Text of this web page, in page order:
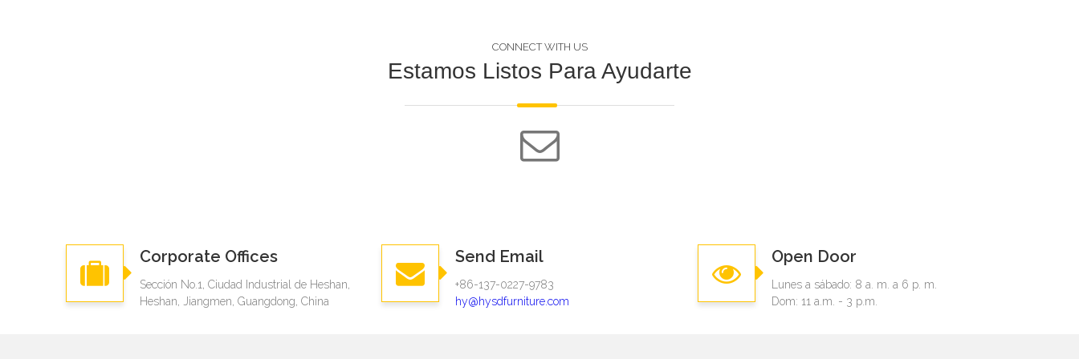
CONNECT WITH US
Estamos Listos Para Ayudarte
Corporate Offices
Sección No.1, Ciudad Industrial de Heshan,
Heshan, Jiangmen, Guangdong, China
Send Email
+86-137-0227-9783
hy@hysdfurniture.com
Open Door
Lunes a sábado: 8 a. m. a 6 p. m.
Dom: 11 a.m. - 3 p.m.